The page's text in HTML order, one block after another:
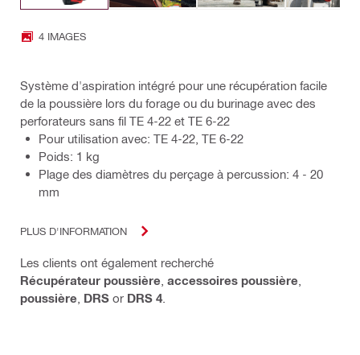
4 IMAGES
Système d'aspiration intégré pour une récupération facile
de la poussière lors du forage ou du burinage avec des
perforateurs sans fil TE 4-22 et TE 6-22
Pour utilisation avec: TE 4-22, TE 6-22
Poids: 1 kg
Plage des diamètres du perçage à percussion: 4 - 20
mm
PLUS D'INFORMATION
Les clients ont également recherché
Récupérateur poussière accessoires poussière
poussière DRS or DRS 4.